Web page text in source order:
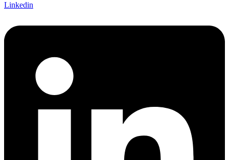
Linkedin